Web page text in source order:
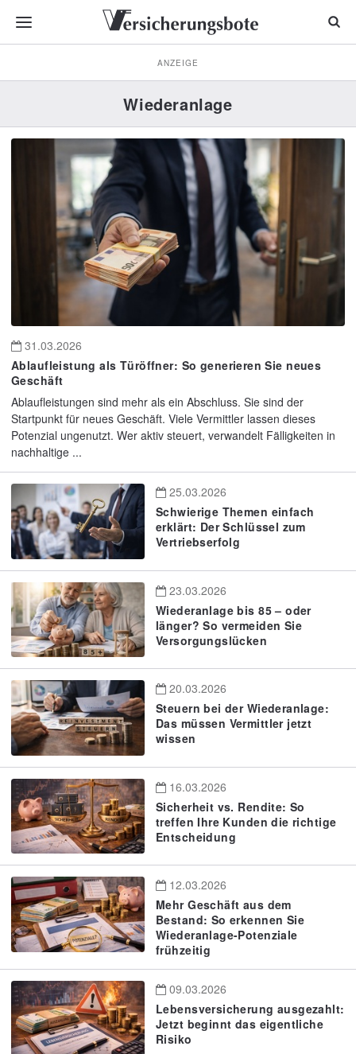
ANZEIGE
Wiederanlage
31.03.2026
Ablaufleistung als Türöffner: So generieren Sie neues
Geschäft
Ablaufleistungen sind mehr als ein Abschluss. Sie sind der
Startpunkt für neues Geschäft. Viele Vermittler lassen dieses
Potenzial ungenutzt. Wer aktiv steuert, verwandelt Fälligkeiten in
nachhaltige ...
25.03.2026
Schwierige Themen einfach
erklärt: Der Schlüssel zum
Vertriebserfolg
23.03.2026
Wiederanlage bis 85 – oder
länger? So vermeiden Sie
Versorgungslücken
20.03.2026
Steuern bei der Wiederanlage:
Das müssen Vermittler jetzt
wissen
16.03.2026
Sicherheit vs. Rendite: So
treffen Ihre Kunden die richtige
Entscheidung
12.03.2026
Mehr Geschäft aus dem
Bestand: So erkennen Sie
Wiederanlage-Potenziale
frühzeitig
09.03.2026
Lebensversicherung ausgezahlt:
Jetzt beginnt das eigentliche
Risiko